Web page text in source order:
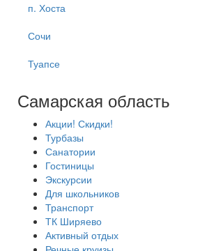
п. Хоста
Сочи
Туапсе
Самарская область
Акции! Скидки!
Турбазы
Санатории
Гостиницы
Экскурсии
Для школьников
Транспорт
ТК Ширяево
Активный отдых